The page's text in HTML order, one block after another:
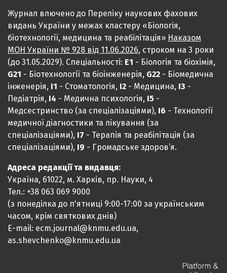
Журнал влючено до Переліку наукових фахових
видань України у межах кластеру «Біологія,
біотехнології, медицина та реабілітація» Наказом
МОН України № 928 від 11.06.2026, строком на 3 роки
(до 31.05.2029). Спеціальності: Е1 - Біологія та біохімія,
G21 - Біотехнології та біоінженерія, G22 - Біомедична
інженерія, I1 - Стоматологія, I2 - Медицина, IЗ -
Педіатрія, I4 - Медична психологія, I5 -
Медсестринство (за спеціалізаціями), I6 - Технології
медичної діагностики та лікування (за
спеціалізаціями), I7 - Терапія та реабілітація (за
спеціалізаціями), I9 - Громадське здоров’я.
Адреса редакції та видавця:
Україна, 61022, м. Харків, пр. Науки, 4
Тел.: +38 063 069 9000
(з понеділка до п'ятниці 9:00-17:00 за українським
часом, крім святкових днів)
E-mail: ecm.journal@knmu.edu.ua,
as.shevchenko@knmu.edu.ua